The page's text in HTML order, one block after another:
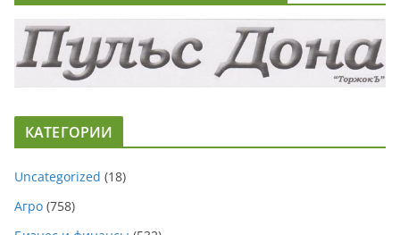
КАТЕГОРИИ
Uncategorized (18)
Агро (758)